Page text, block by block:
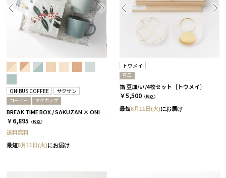
ONIBUS COFFEE サクザン
コーヒー マグカップ
BREAK TIME BOX / SAKUZAN × ONIBUS COFFEE スカイブルー＆アクアブルー
￥6,895 （税込）
送料無料
最短8月11日(火)にお届け
トウメイ
豆皿
箔 豆皿/い/4枚セット［トウメイ］
￥5,500 （税込）
最短8月11日(火)にお届け